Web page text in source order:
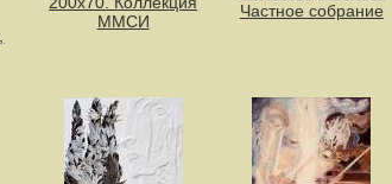
ММСИ
Частное собрание